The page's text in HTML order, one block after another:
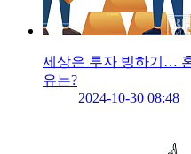
세상은 투자 빙하기…
유는?
2024-10-30 08:48